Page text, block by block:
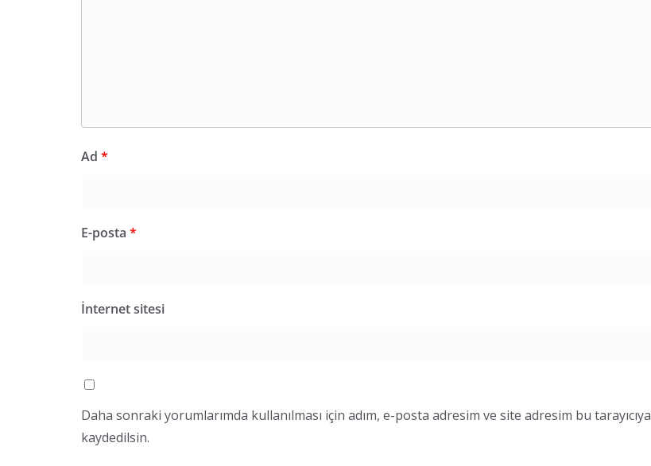
Ad *
E-posta *
İnternet sitesi
Daha sonraki yorumlarımda kullanılması için adım, e-posta adresim ve site adresim bu tarayıcıya
kaydedilsin.